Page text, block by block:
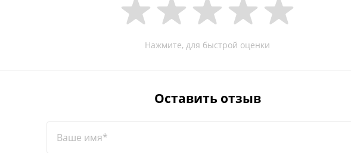
Нажмите, для быстрой оценки
Оставить отзыв
Ваше имя*